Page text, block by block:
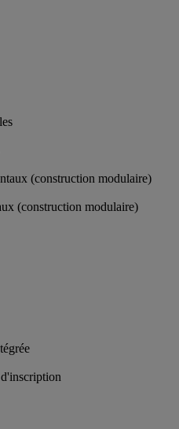
(construction modulaire)
(construction modulaire)